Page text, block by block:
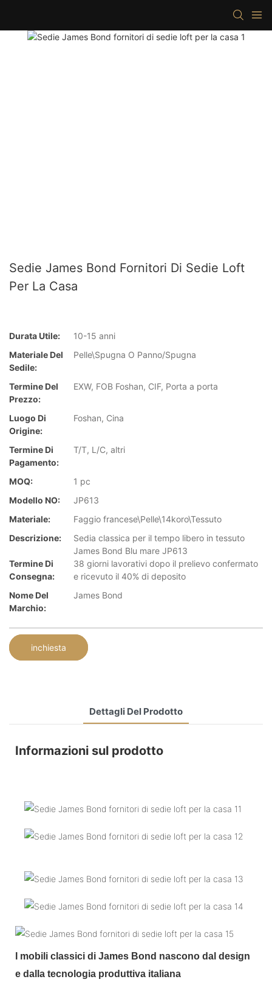
Sedie James Bond Fornitori Di Sedie Loft
Per La Casa
Durata Utile:
10-15 anni
Materiale Del
Sedile:
Pelle\Spugna O Panno/Spugna
Termine Del
Prezzo:
EXW, FOB Foshan, CIF, Porta a porta
Luogo Di
Origine:
Foshan, Cina
Termine Di
Pagamento:
T/T, L/C, altri
MOQ:
1 pc
Modello NO:
JP613
Materiale:
Faggio francese\Pelle\14koro\Tessuto
Descrizione:
Sedia classica per il tempo libero in tessuto
James Bond Blu mare JP613
Termine Di
Consegna:
38 giorni lavorativi dopo il prelievo confermato
e ricevuto il 40% di deposito
Nome Del
Marchio:
James Bond
inchiesta
Dettagli Del Prodotto
Informazioni sul prodotto
I mobili classici di James Bond nascono dal design
e dalla tecnologia produttiva italiana